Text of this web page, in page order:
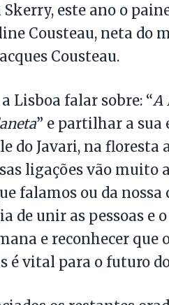
este ano o
Cousteau, neta do
Cousteau.
Lisboa falar sobre: “A
” e partilhar a
do Javari, na floresta
ligações vão muito
falamos ou da
de unir as pessoas e
e reconhecer que
é vital para o futuro